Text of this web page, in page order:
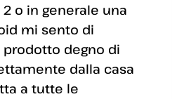
o in generale una
mi sento di
prodotto degno di
dalla casa
a tutte le